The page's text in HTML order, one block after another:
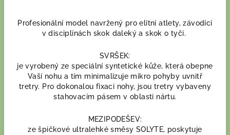
Profesionální model navržený pro elitní atlety, závodící
v disciplínách skok daleký a skok o tyči.
SVRŠEK:
je vyrobený ze speciální syntetické kůže, která obepne
Vaší nohu a tím minimalizuje mikro pohyby uvnitř
tretry. Pro dokonalou fixaci nohy, jsou tretry vybaveny
stahovacím pásem v oblasti nártu.
MEZIPODEŠEV:
ze špičkové ultralehké směsy SOLYTE, poskytuje